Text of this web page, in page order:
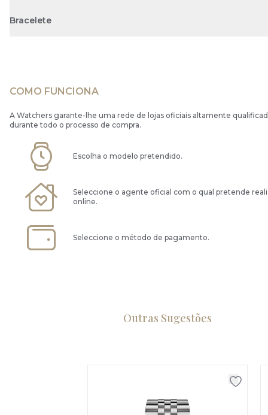
Bracelete
COMO FUNCIONA
A Watchers garante-lhe uma rede de lojas oficiais altamente
durante todo o processo de compra.
Escolha o modelo pretendido.
Seleccione o agente oficial com o qual pretende
online.
Seleccione o método de pagamento.
Outras Sugestões